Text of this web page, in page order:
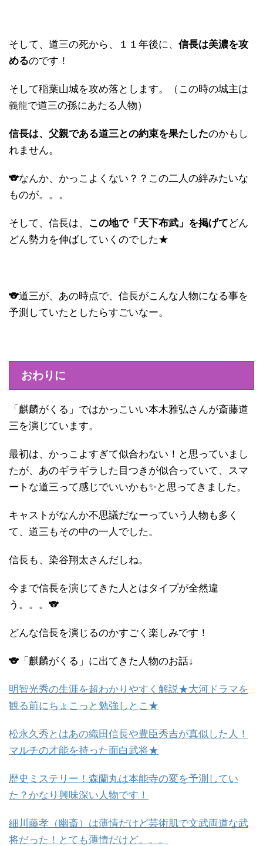
そして、道三の死から、１１年後に、 信長は美濃を攻
めるのです！
そして稲葉山城を攻め落とします。（この時の城主は
義龍で道三の孫にあたる人物）
信長は、父親である道三との約束を果たしたのかもし
れません。
🐨なんか、かっこよくない？？この二人の絆みたいな
ものが。。。
そして、信長は、 この地で「天下布武」を掲げてどん
どん勢力を伸ばしていくのでした★
🐨道三が、あの時点で、信長がこんな人物になる事を
予測していたとしたらすごいなー。
おわりに
「麒麟がくる」ではかっこいい本木雅弘さんが斎藤道
三を演じています。
最初は、かっこよすぎて似合わない！と思っていまし
たが、あのギラギラした目つきが似合っていて、スマ
ートな道三って感じでいいかも✨と思ってきました。
キャストがなんか不思議だなーっていう人物も多く
て、道三もその中の一人でした。
信長も、染谷翔太さんだしね。
今まで信長を演じてきた人とはタイプが全然違
う。。。🐨
どんな信長を演じるのかすごく楽しみです！
🐨「麒麟がくる」に出てきた人物のお話↓
明智光秀の生涯を超わかりやすく解説★大河ドラマを
観る前にちょこっと勉強しとこ★
松永久秀とはあの織田信長や豊臣秀吉が真似した人！
マルチの才能を持った面白武将★
歴史ミステリー！森蘭丸は本能寺の変を予測してい
た？かなり興味深い人物です！
細川藤孝（幽斎）は薄情だけど芸術肌で文武両道な武
将だった！とても薄情だけど。。。